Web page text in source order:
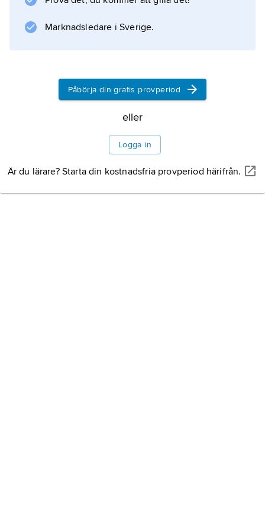
svenska västkusten genom en eller flera rader
mörka fläckar i bägge ryggfenorna. Den finns
på grus- och sandbottnar ned
Information om artikeln
Marknadsledare i Sverige.
Påbörja din gratis provperiod
eller
Logga in
Är du lärare? Starta din kostnadsfria provperiod härifrån.